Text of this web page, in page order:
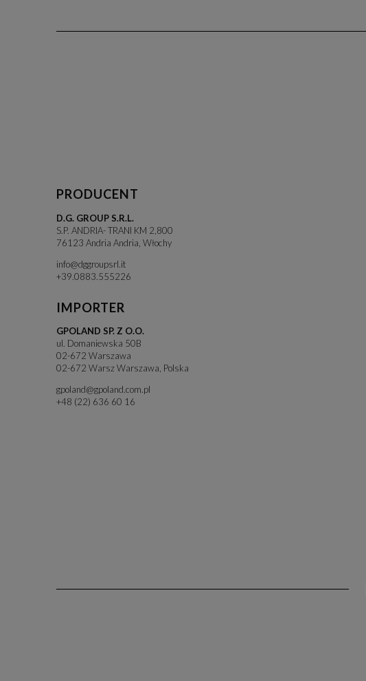
PRODUCENT
D.G. GROUP S.R.L.
S.P. ANDRIA- TRANI KM 2,800
76123 Andria Andria, Włochy
info@dggroupsrl.it
+39.0883.555226
IMPORTER
GPOLAND SP. Z O.O.
ul. Domaniewska 50B
02-672 Warszawa
02-672 Warsz Warszawa, Polska
gpoland@gpoland.com.pl
+48 (22) 636 60 16